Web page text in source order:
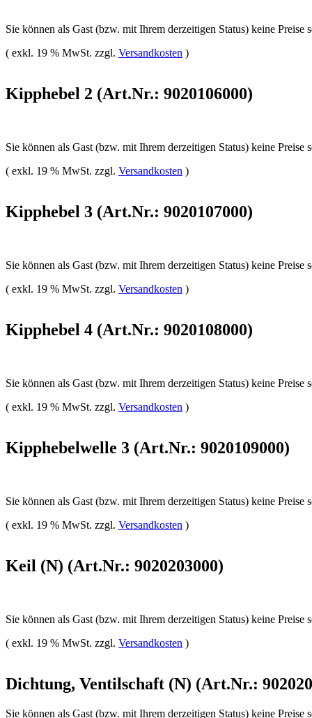
Sie können als Gast (bzw. mit Ihrem derzeitigen Status) keine Preise
( exkl. 19 % MwSt. zzgl. Versandkosten )
Kipphebel 2 (Art.Nr.: 9020106000)
Sie können als Gast (bzw. mit Ihrem derzeitigen Status) keine Preise
( exkl. 19 % MwSt. zzgl. Versandkosten )
Kipphebel 3 (Art.Nr.: 9020107000)
Sie können als Gast (bzw. mit Ihrem derzeitigen Status) keine Preise
( exkl. 19 % MwSt. zzgl. Versandkosten )
Kipphebel 4 (Art.Nr.: 9020108000)
Sie können als Gast (bzw. mit Ihrem derzeitigen Status) keine Preise
( exkl. 19 % MwSt. zzgl. Versandkosten )
Kipphebelwelle 3 (Art.Nr.: 9020109000)
Sie können als Gast (bzw. mit Ihrem derzeitigen Status) keine Preise
( exkl. 19 % MwSt. zzgl. Versandkosten )
Keil (N) (Art.Nr.: 9020203000)
Sie können als Gast (bzw. mit Ihrem derzeitigen Status) keine Preise
( exkl. 19 % MwSt. zzgl. Versandkosten )
Dichtung, Ventilschaft (N) (Art.Nr.:
Sie können als Gast (bzw. mit Ihrem derzeitigen Status) keine Preise